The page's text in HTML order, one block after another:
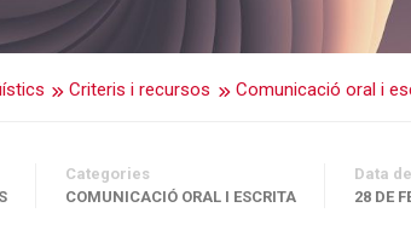
Criteris i recursos Comunicació oral i
Categories
COMUNICACIÓ ORAL I ESCRITA
Data
28 DE